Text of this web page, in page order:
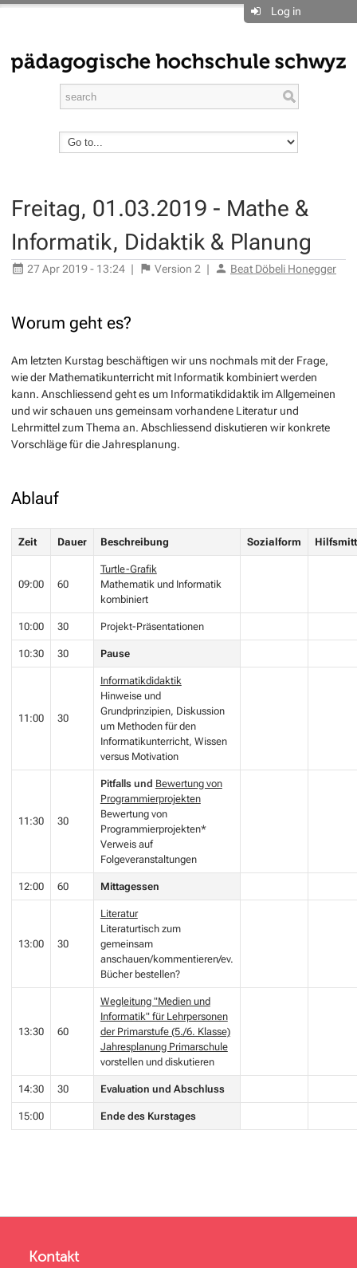
Log in
Freitag, 01.03.2019 - Mathe &
Informatik, Didaktik & Planung
27 Apr 2019 - 13:24 | Version 2 | Beat Döbeli Honegger
Worum geht es?
Am letzten Kurstag beschäftigen wir uns nochmals mit der Frage,
wie der Mathematikunterricht mit Informatik kombiniert werden
kann. Anschliessend geht es um Informatikdidaktik im Allgemeinen
und wir schauen uns gemeinsam vorhandene Literatur und
Lehrmittel zum Thema an. Abschliessend diskutieren wir konkrete
Vorschläge für die Jahresplanung.
Ablauf
Zeit Dauer Beschreibung Sozialform
09:00 60
Turtle-Grafik
Mathematik und Informatik
kombiniert
10:00 30 Projekt-Präsentationen
10:30 30 Pause
11:00 30
Informatikdidaktik
Hinweise und
Grundprinzipien, Diskussion
um Methoden für den
Informatikunterricht, Wissen
versus Motivation
11:30 30
Pitfalls und Bewertung von
Programmierprojekten
Bewertung von
Programmierprojekten*
Verweis auf
Folgeveranstaltungen
12:00 60 Mittagessen
13:00 30
Literatur
Literaturtisch zum
gemeinsam
anschauen/kommentieren/ev.
Bücher bestellen?
13:30 60
Wegleitung "Medien und
Informatik" für Lehrpersonen
der Primarstufe (5./6. Klasse)
Jahresplanung Primarschule
vorstellen und diskutieren
14:30 30 Evaluation und Abschluss
15:00 Ende des Kurstages
Kontakt